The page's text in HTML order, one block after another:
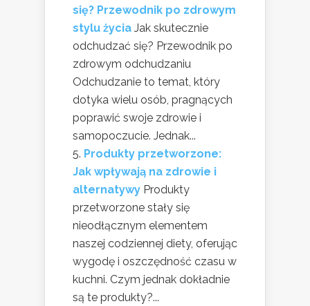
się? Przewodnik po zdrowym
stylu życia Jak skutecznie
odchudzać się? Przewodnik po
zdrowym odchudzaniu
Odchudzanie to temat, który
dotyka wielu osób, pragnących
poprawić swoje zdrowie i
samopoczucie. Jednak...
Produkty przetworzone:
Jak wpływają na zdrowie i
alternatywy Produkty
przetworzone stały się
nieodłącznym elementem
naszej codziennej diety, oferując
wygodę i oszczędność czasu w
kuchni. Czym jednak dokładnie
są te produkty?...